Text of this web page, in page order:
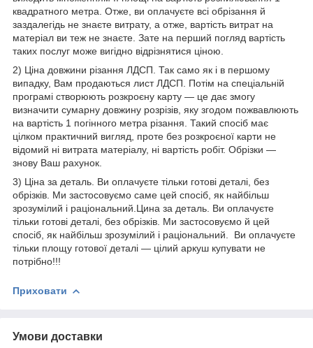
квадратного метра. Отже, ви оплачуєте всі обрізання й
заздалегідь не знаєте витрату, а отже, вартість витрат на
матеріал ви теж не знаєте. Зате на перший погляд вартість
таких послуг може вигідно відрізнятися ціною.
2) Ціна довжини різання ЛДСП. Так само як і в першому
випадку, Вам продаються лист ЛДСП. Потім на спеціальній
програмі створюють розкроєну карту — це дає змогу
визначити сумарну довжину розрізів, яку згодом пожвавлюють
на вартість 1 погінного метра різання. Такий спосіб має
цілком практичний вигляд, проте без розкроєної карти не
відомий ні витрата матеріалу, ні вартість робіт. Обрізки —
знову Ваш рахунок.
3) Ціна за деталь. Ви оплачуєте тільки готові деталі, без
обрізків. Ми застосовуємо саме цей спосіб, як найбільш
зрозумілий і раціональний.Цина за деталь. Ви оплачуєте
тільки готові деталі, без обрізків. Ми застосовуємо й цей
спосіб, як найбільш зрозумілий і раціональний. Ви оплачуєте
тільки площу готової деталі — цілий аркуш купувати не
потрібно!!!
Приховати
Умови доставки